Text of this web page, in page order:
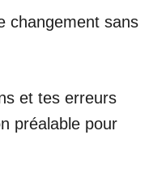
changement sans
et tes erreurs
préalable pour